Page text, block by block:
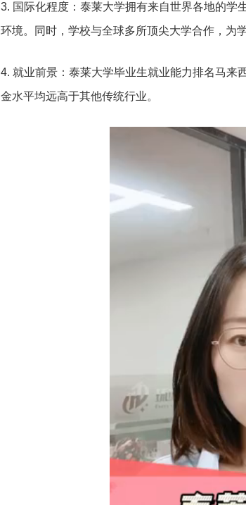
3. 国际化程度：泰莱大学拥有来自世界各地的学
环境。同时，学校与全球多所顶尖大学合作，为
4. 就业前景：泰莱大学毕业生就业能力排名马来
金水平均远高于其他传统行业。